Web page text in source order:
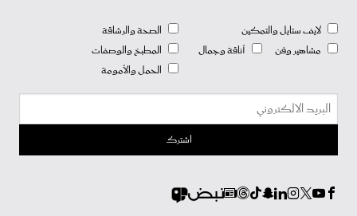
لايف ستايل والتمكين
مشاهير وفن
أناقة وجمال
الصحة والرشاقة
المطبخ والوصفات
الحمل والأمومة